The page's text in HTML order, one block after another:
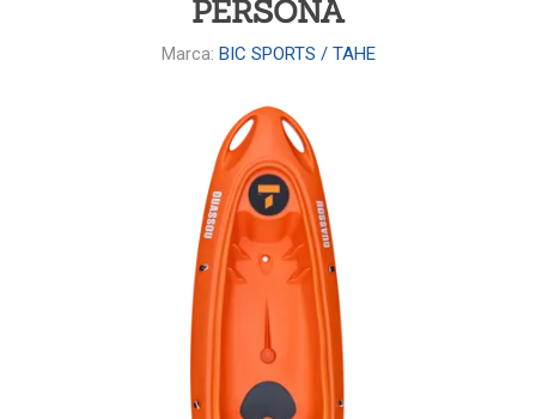
PERSONA
Marca: BIC SPORTS / TAHE